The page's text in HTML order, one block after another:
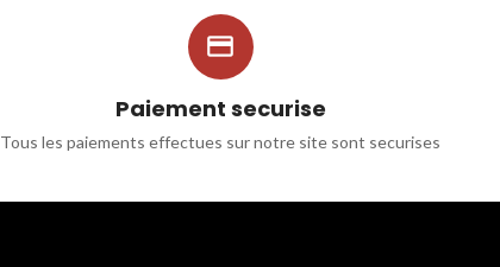

Paiement securise
Tous les paiements effectues sur notre site sont securises